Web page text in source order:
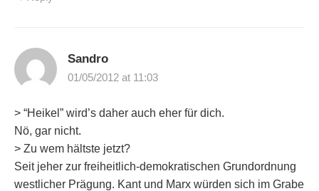
Sandro
01/05/2012 at 11:03
> “Heikel” wird’s daher auch eher für dich.
Nö, gar nicht.
> Zu wem hältste jetzt?
Seit jeher zur freiheitlich-demokratischen Grundordnung
westlicher Prägung. Kant und Marx würden sich im Grabe